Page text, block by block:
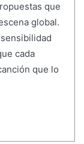
que
global.
cada
que lo